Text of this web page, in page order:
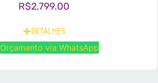
R$2,799.00
DETALHES
Orçamento via WhatsApp